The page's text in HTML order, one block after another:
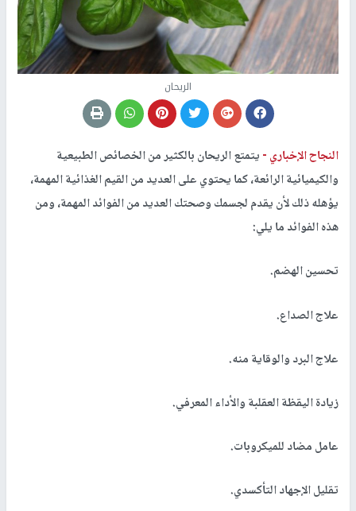
الريحان
النجاح الإخباري -يتمتع الريحان بالكثير من الخصائص الطبيعية
والكيميائية الرائعة، كما يحتوي على العديد من القيم الغذائية المهمة،
يؤهله ذلك لأن يقدم لجسمك وصحتك العديد من الفوائد المهمة، ومن
هذه الفوائد ما يلي:
تحسين الهضم.
علاج الصداع.
علاج البرد والوقاية منه.
زيادة اليقظة العقلبة والأداء المعرفي.
عامل مضاد للميكروبات.
تقليل الإجهاد التأكسدي.